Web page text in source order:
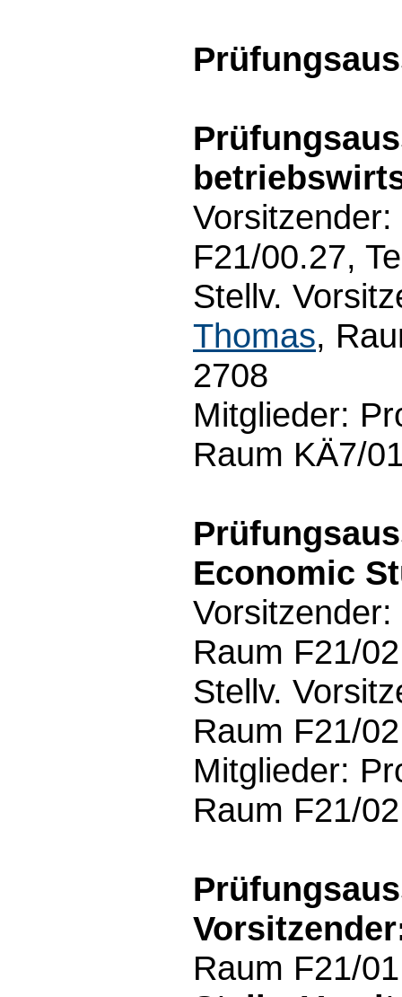
F21/00.27,
Stellv.
Thomas,
2708
Mitglieder:
Raum KÄ7/
Economic
Raum F21/
Stellv.
Raum F21/
Mitglieder:
Raum F21/
Raum F21/